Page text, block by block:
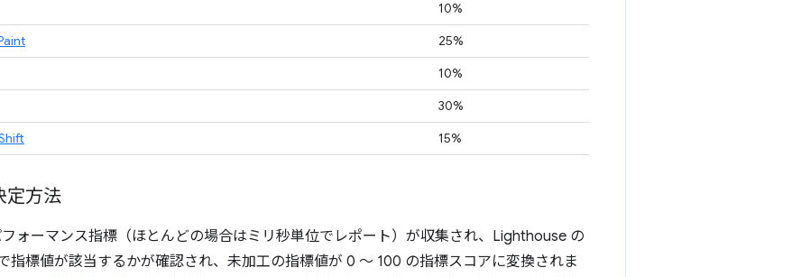
10%
25%
10%
30%
15%
定方法
ォーマンス指標（ほとんどの場合はミリ秒単位でレポート）が収集され、Lighthouse の
指標値が該当するかが確認され、未加工の指標値が 0 ～ 100 の指標スコアに変換されま